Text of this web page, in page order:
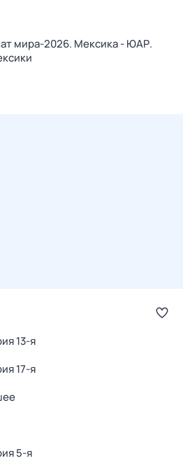
мира-2026. Мексика - ЮАР.
13-я
17-я
5-я